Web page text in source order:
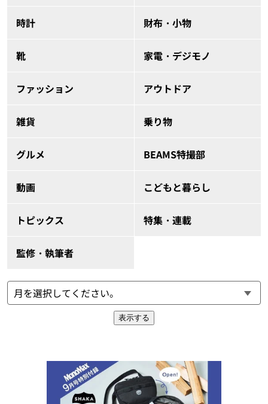
時計 財布・小物
靴 家電・デジモノ
ファッション アウトドア
雑貨 乗り物
グルメ BEAMS特撮部
動画 こどもと暮らし
トピックス 特集・連載
監修・執筆者
表示する